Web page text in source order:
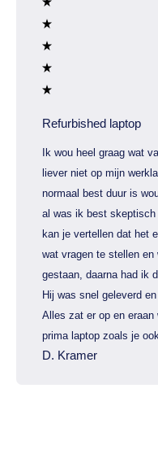
Refurbished laptop
Ik wou heel graag wat
liever niet op mijn
normaal best duur is
al was ik best
kan je vertellen dat het
wat vragen te stellen en
gestaan, daarna had ik
Hij was snel geleverd
Alles zat er op en
prima laptop zoals je
D. Kramer